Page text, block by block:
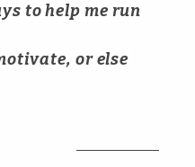
to help me run
or else